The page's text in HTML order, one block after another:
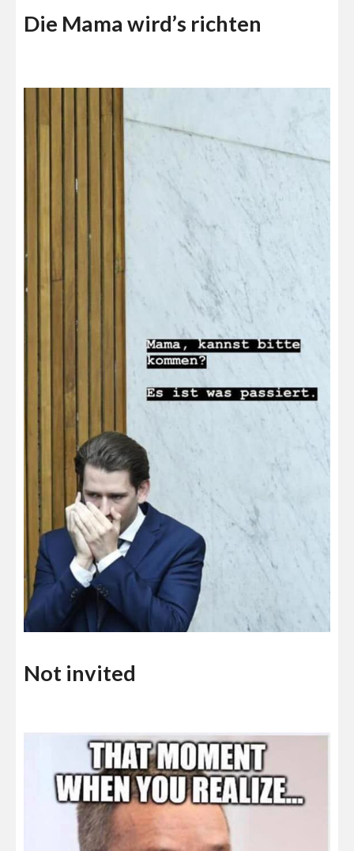
Die Mama wird’s richten
Not invited